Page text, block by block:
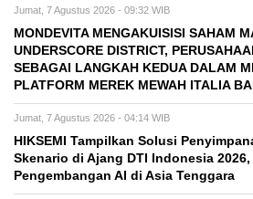
Jumat, 7 Agustus 2026 - 09:32 WIB
MONDEVITA MENGAKUISISI SAHAM
UNDERSCORE DISTRICT,
SEBAGAI LANGKAH KEDUA DALAM
PLATFORM MEREK MEWAH ITALIA
Jumat, 7 Agustus 2026 - 04:14 WIB
HIKSEMI Tampilkan Solusi
Skenario di Ajang DTI Indonesia
Pengembangan AI di Asia Tenggara